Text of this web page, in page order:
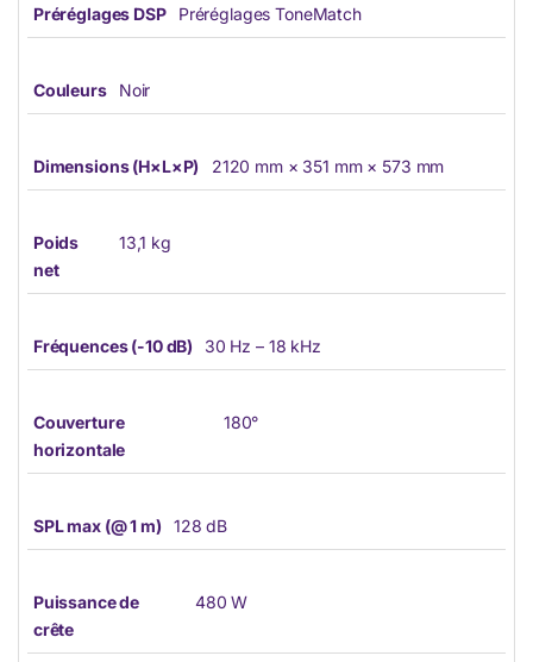
Préréglages DSP Préréglages ToneMatch
Couleurs Noir
Dimensions (H×L×P) 2120 mm × 351 mm × 573 mm
Poids
net
13,1 kg
Fréquences (-10 dB) 30 Hz – 18 kHz
Couverture
horizontale
180°
SPL max (@ 1 m) 128 dB
Puissance de
crête
480 W